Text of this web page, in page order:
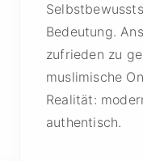
Bedeutung.
zufrieden zu
muslimische
Realität:
authentisch.